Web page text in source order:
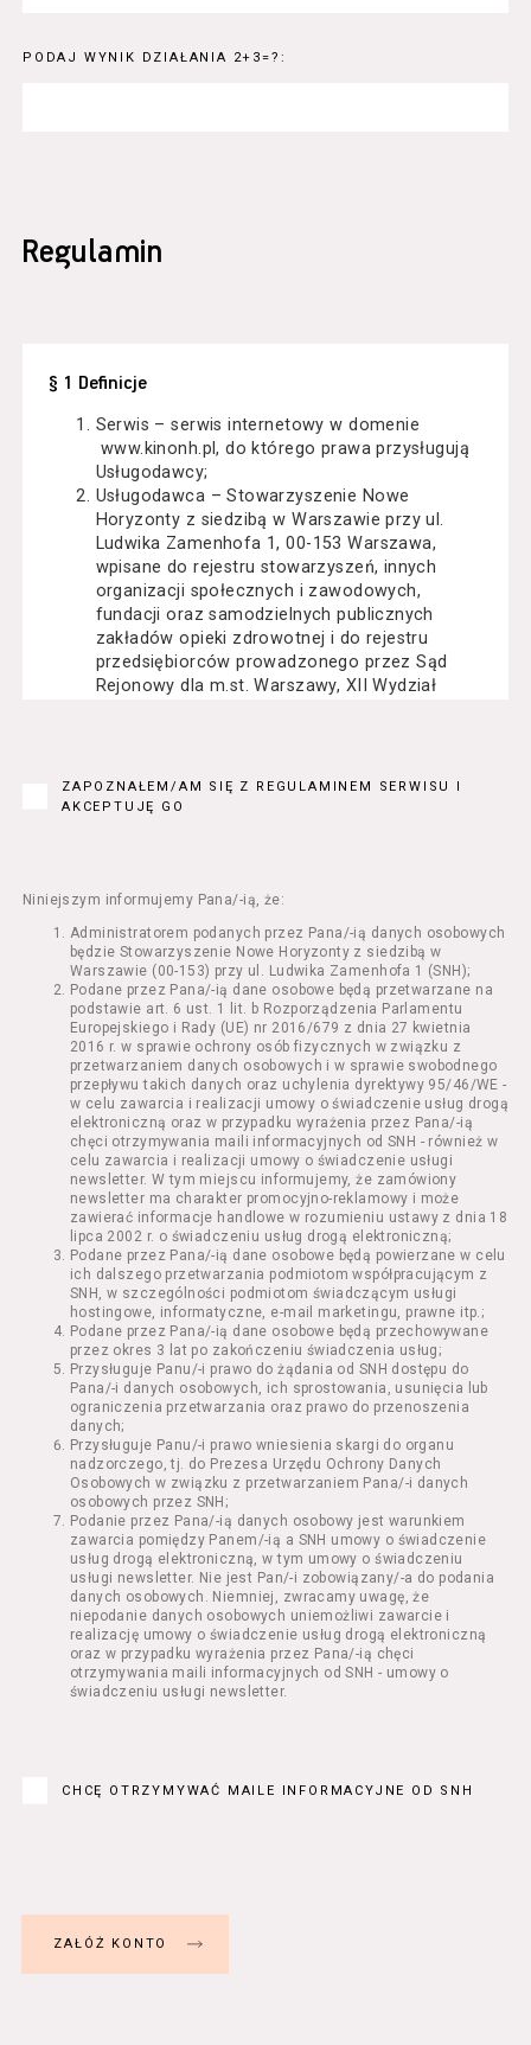
PODAJ WYNIK DZIAŁANIA 2+3=?:
Regulamin
§ 1 Definicje
Serwis – serwis internetowy w domenie
www.kinonh.pl, do którego prawa przysługują
Usługodawcy;
Usługodawca – Stowarzyszenie Nowe
Horyzonty z siedzibą w Warszawie przy ul.
Ludwika Zamenhofa 1, 00-153 Warszawa,
wpisane do rejestru stowarzyszeń, innych
organizacji społecznych i zawodowych,
fundacji oraz samodzielnych publicznych
zakładów opieki zdrowotnej i do rejestru
przedsiębiorców prowadzonego przez Sąd
Rejonowy dla m.st. Warszawy, XII Wydział
Usługobiorca - osoba fizyczna, osoba prawna
lub jednostka organizacyjna nieposiadająca
Usługodawcę drogą elektroniczną z
wykorzystaniem Serwisu;
Seans – organizowany przez Usługodawcę
w Kinie Nowe Horyzonty we Wrocławiu (ul.
Kazimierza Wielkiego 19a-21) pokaz filmu nie
stanowiący części Wydarzenia;
Wydarzenie – organizowany przez
Usługodawcę w Kinie Nowe Horyzonty we
Wrocławiu (ul. Kazimierza Wielkiego 19a-21)
festiwal filmowy, przegląd filmowy, pokaz
specjalny, performance, opera, koncert lub
inna podobna impreza;
Kurs – zajęcia organizowane przez
Organizatora będące przedsięwzięciem o
charakterze edukacyjnym;
Bilety – dokumenty potwierdzające zawarcie
umowy z Usługodawcą i uprawniające do
wzięcia udziału w Seansie lub w części
określonego Wydarzenia;
Karnety – zestaw określonej liczby Biletów na
poszczególne części danego Wydarzenia lub
na całe Wydarzenie, przewidziany dla danego
Wydarzenia przez Usługodawcę;
Regulamin – niniejszy regulamin.
§ 2 Postanowienia ogólne
Regulamin określa zasady:
świadczenia Usługobiorcom Usług przez
Usługodawcę, z zastrzeżeniem usług, o
których mowa w ust. 2 pkt 4 i 5 poniżej,
których zasady świadczenia w zakresie
nieuregulowanym w Regulaminie precyzują
odrębne regulaminy,
przetwarzania przez Usługodawcę danych
następujące Usługi:
nabycia Biletów i Karnetów oraz
ZAPOZNAŁEM/AM SIĘ Z REGULAMINEM SERWISU I
AKCEPTUJĘ GO
Niniejszym informujemy Pana/-ią, że:
Administratorem podanych przez Pana/-ią danych osobowych
będzie Stowarzyszenie Nowe Horyzonty z siedzibą w
Warszawie (00-153) przy ul. Ludwika Zamenhofa 1 (SNH);
Podane przez Pana/-ią dane osobowe będą przetwarzane na
podstawie art. 6 ust. 1 lit. b Rozporządzenia Parlamentu
Europejskiego i Rady (UE) nr 2016/679 z dnia 27 kwietnia
2016 r. w sprawie ochrony osób fizycznych w związku z
przetwarzaniem danych osobowych i w sprawie swobodnego
przepływu takich danych oraz uchylenia dyrektywy 95/46/WE -
w celu zawarcia i realizacji umowy o świadczenie usług drogą
elektroniczną oraz w przypadku wyrażenia przez Pana/-ią
chęci otrzymywania maili informacyjnych od SNH - również w
celu zawarcia i realizacji umowy o świadczenie usługi
newsletter. W tym miejscu informujemy, że zamówiony
newsletter ma charakter promocyjno-reklamowy i może
zawierać informacje handlowe w rozumieniu ustawy z dnia 18
lipca 2002 r. o świadczeniu usług drogą elektroniczną;
Podane przez Pana/-ią dane osobowe będą powierzane w celu
ich dalszego przetwarzania podmiotom współpracującym z
SNH, w szczególności podmiotom świadczącym usługi
hostingowe, informatyczne, e-mail marketingu, prawne itp.;
Podane przez Pana/-ią dane osobowe będą przechowywane
przez okres 3 lat po zakończeniu świadczenia usług;
Przysługuje Panu/-i prawo do żądania od SNH dostępu do
Pana/-i danych osobowych, ich sprostowania, usunięcia lub
ograniczenia przetwarzania oraz prawo do przenoszenia
danych;
Przysługuje Panu/-i prawo wniesienia skargi do organu
nadzorczego, tj. do Prezesa Urzędu Ochrony Danych
Osobowych w związku z przetwarzaniem Pana/-i danych
osobowych przez SNH;
Podanie przez Pana/-ią danych osobowy jest warunkiem
zawarcia pomiędzy Panem/-ią a SNH umowy o świadczenie
usług drogą elektroniczną, w tym umowy o świadczeniu
usługi newsletter. Nie jest Pan/-i zobowiązany/-a do podania
danych osobowych. Niemniej, zwracamy uwagę, że
niepodanie danych osobowych uniemożliwi zawarcie i
realizację umowy o świadczenie usług drogą elektroniczną
oraz w przypadku wyrażenia przez Pana/-ią chęci
otrzymywania maili informacyjnych od SNH - umowy o
świadczeniu usługi newsletter.
CHCĘ OTRZYMYWAĆ MAILE INFORMACYJNE OD SNH